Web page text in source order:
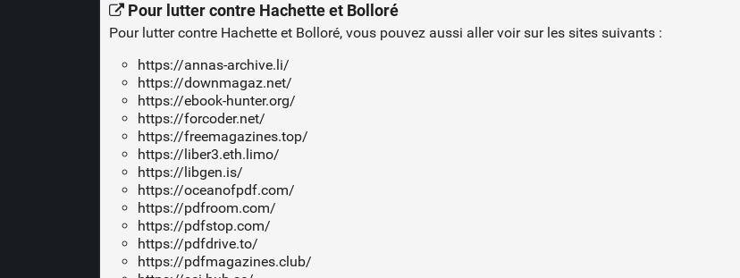
Pour lutter contre Hachette et Bolloré
Pour lutter contre Hachette et Bolloré, vous pouvez aussi aller voir sur les sites suivants :
https://annas-archive.li/
https://downmagaz.net/
https://ebook-hunter.org/
https://forcoder.net/
https://freemagazines.top/
https://liber3.eth.limo/
https://libgen.is/
https://oceanofpdf.com/
https://pdfroom.com/
https://pdfstop.com/
https://pdfdrive.to/
https://pdfmagazines.club/